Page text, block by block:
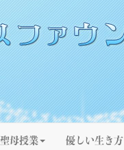
聖母授業 優しい生き方